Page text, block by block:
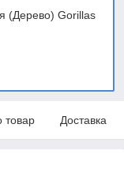
(Дерево) Gorillas
товар Доставка